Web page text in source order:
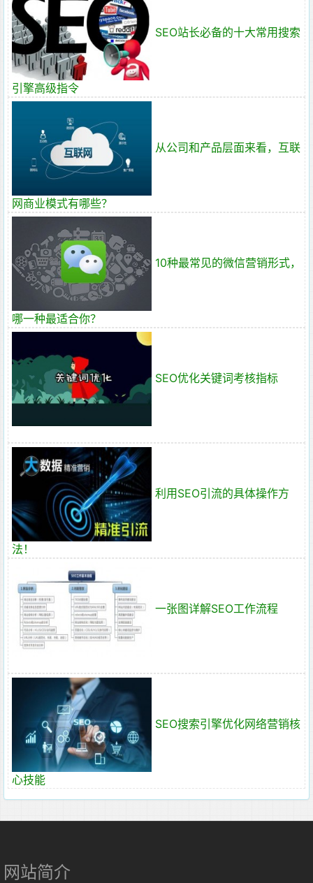
SEO站长必备的十大常用搜索
引擎高级指令
从公司和产品层面来看，互联
网商业模式有哪些？
10种最常见的微信营销形式，
哪一种最适合你？
SEO优化关键词考核指标
利用SEO引流的具体操作方
法！
一张图详解SEO工作流程
SEO搜索引擎优化网络营销核
心技能
网站简介